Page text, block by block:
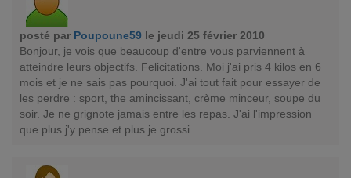
posté par Poupoune59 le jeudi 25 février 2010
Bonjour, je vois que beaucoup d'entre vous parviennent à
atteindre leurs objectifs. Felicitations. Moi j'ai pris 4 kilos en 6
mois et je ne sais pas pourquoi. J'ai tout fait pour essayer de
les perdre : sport, the amincissant, crème minceur, soupe du
soir. Je ne grignote jamais entre les repas. J'ai l'impression
que plus j'y pense et plus je grossi.